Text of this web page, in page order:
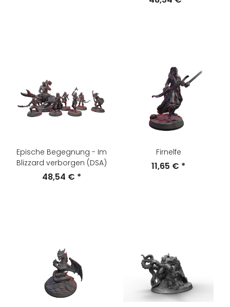
Epische Begegnung - Im
Blizzard verborgen (DSA)
48,54 € *
Firnelfe
11,65 € *